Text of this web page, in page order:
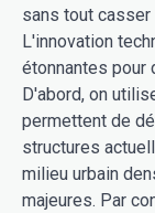
sans tout casser
L'innovation
étonnantes pour
D'abord, on
permettent de
structures
milieu urbain
majeures. Par